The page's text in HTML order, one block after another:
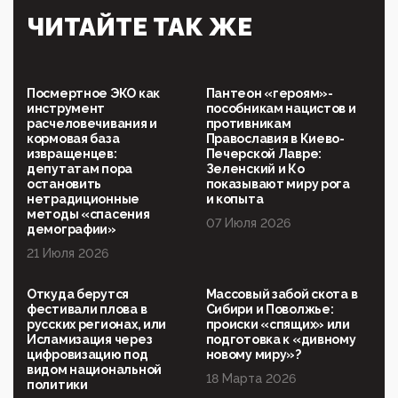
Симулякр патриотизма и благолепия:
профилактика негатива среди молодежи снова
120 лет парламентаризма: как институт
народовластия превратился в «чего изволите» для
Правительства и АП
06:29, 15 Апреля 2026
Социальный фонд России – пионер жесткого
внедрения цифроконцлагеря: работников СФР по
всей стране принуждают ставить MAX ID под
угрозой увольнения
10:02, 10 Апреля 2026
Президент РАН Красников о том, что родители в
ребенка:"...
09:07, 10 Апреля 2026
Ачто, так можно было?Стоило России хоть капельку
показать зубы, отправивроссийский фрегат
Адмир...
05:52, 10 Апреля 2026
ЧИТАЙТЕ ТАК ЖЕ
Посмертное ЭКО как
инструмент
расчеловечивания и
кормовая база
извращенцев:
депутатам пора
остановить
нетрадиционные
методы «спасения
демографии»
21 Июля 2026
Пантеон «героям»-
пособникам нацистов и
противникам
Православия в Киево-
Печерской Лавре:
Зеленский и Ко
показывают миру рога
и копыта
07 Июля 2026
Откуда берутся
фестивали плова в
русских регионах, или
Исламизация через
цифровизацию под
видом национальной
политики
Массовый забой скота в
Сибири и Поволжье:
происки «спящих» или
подготовка к «дивному
новому миру»?
18 Марта 2026